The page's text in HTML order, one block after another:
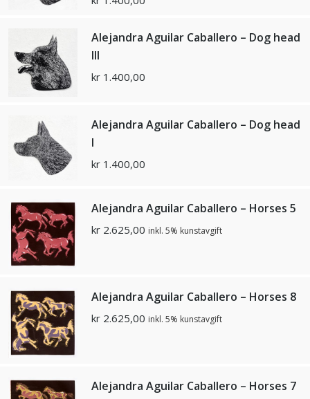
Alejandra Aguilar Caballero – Dog head
III
kr 1.400,00
Alejandra Aguilar Caballero – Dog head
I
kr 1.400,00
Alejandra Aguilar Caballero – Horses 5
kr 2.625,00 inkl. 5% kunstavgift
Alejandra Aguilar Caballero – Horses 8
kr 2.625,00 inkl. 5% kunstavgift
Alejandra Aguilar Caballero – Horses 7